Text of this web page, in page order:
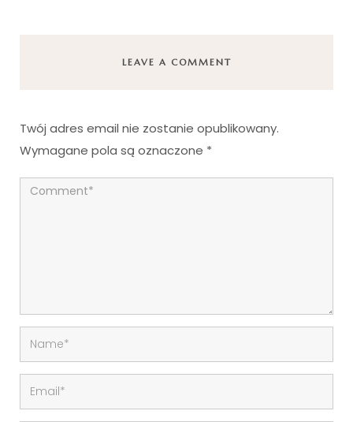
LEAVE A COMMENT
Twój adres email nie zostanie opublikowany.
Wymagane pola są oznaczone *